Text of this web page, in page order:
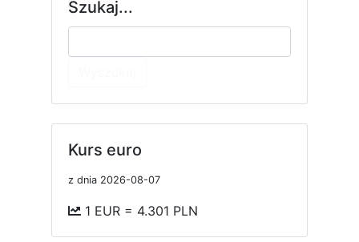
Szukaj...
Kurs euro
z dnia 2026-08-07
1 EUR = 4.301 PLN